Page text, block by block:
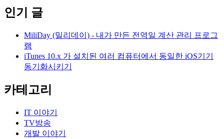
인기 글
MiliDay (밀리데이) - 내가 만든 전역일 계산 관리 프로그
램
iTunes 10.x 가 설치된 여러 컴퓨터에서 동일한 iOS기기
동기화시키기
카테고리
IT 이야기
TV방송
개발 이야기